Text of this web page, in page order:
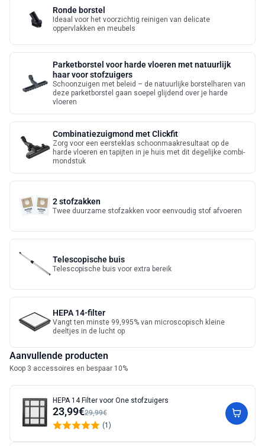
Ronde borstel
Ideaal voor het voorzichtig reinigen van delicate
oppervlakken en meubels
Parketborstel voor harde vloeren met natuurlijk
haar voor stofzuigers
Schoonzuigen met beleid – de natuurlijke borstelharen van
deze parketborstel gaan soepel glijdend over je harde
vloeren
Combinatiezuigmond met Clickfit
Zorg voor een eersteklas schoonmaakresultaat op de
harde vloeren en tapijten in je huis met dit degelijke combi-
mondstuk
2 stofzakken
Twee duurzame stofzakken voor eenvoudig stof afvoeren
Telescopische buis
Telescopische buis voor extra bereik
HEPA 14-filter
Vangt ten minste 99,995% van microscopisch kleine
deeltjes in de lucht op
Aanvullende producten
Koop 3 accessoires en bespaar 10%
HEPA 14 Filter voor One stofzuigers
23,99€29,99€
(1)